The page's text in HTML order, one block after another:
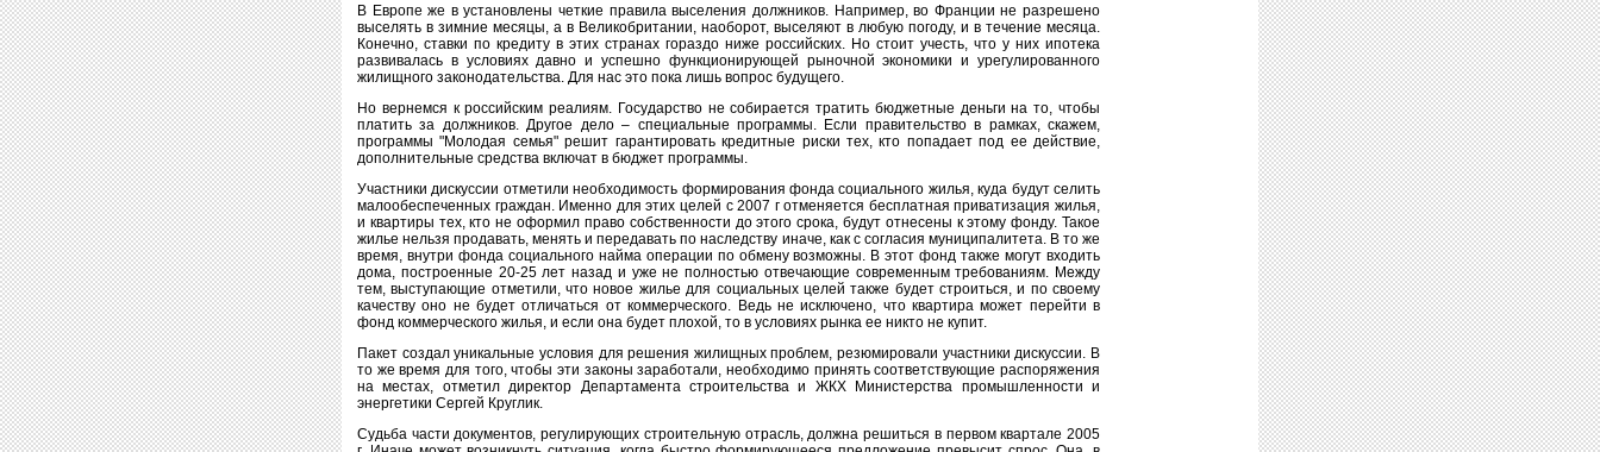
В Европе же в установлены четкие правила выселения должников. Например, во Франции не разрешено
выселять в зимние месяцы, а в Великобритании, наоборот, выселяют в любую погоду, и в течение месяца.
Конечно, ставки по кредиту в этих странах гораздо ниже российских. Но стоит учесть, что у них ипотека
развивалась в условиях давно и успешно функционирующей рыночной экономики и урегулированного
жилищного законодательства. Для нас это пока лишь вопрос будущего.
Но вернемся к российским реалиям. Государство не собирается тратить бюджетные деньги на то, чтобы
платить за должников. Другое дело – специальные программы. Если правительство в рамках, скажем,
программы "Молодая семья" решит гарантировать кредитные риски тех, кто попадает под ее действие,
дополнительные средства включат в бюджет программы.
Участники дискуссии отметили необходимость формирования фонда социального жилья, куда будут селить
малообеспеченных граждан. Именно для этих целей с 2007 г отменяется бесплатная приватизация жилья,
и квартиры тех, кто не оформил право собственности до этого срока, будут отнесены к этому фонду. Такое
жилье нельзя продавать, менять и передавать по наследству иначе, как с согласия муниципалитета. В то же
время, внутри фонда социального найма операции по обмену возможны. В этот фонд также могут входить
дома, построенные 20-25 лет назад и уже не полностью отвечающие современным требованиям. Между
тем, выступающие отметили, что новое жилье для социальных целей также будет строиться, и по своему
качеству оно не будет отличаться от коммерческого. Ведь не исключено, что квартира может перейти в
фонд коммерческого жилья, и если она будет плохой, то в условиях рынка ее никто не купит.
Пакет создал уникальные условия для решения жилищных проблем, резюмировали участники дискуссии. В
то же время для того, чтобы эти законы заработали, необходимо принять соответствующие распоряжения
на местах, отметил директор Департамента строительства и ЖКХ Министерства промышленности и
энергетики Сергей Круглик.
Судьба части документов, регулирующих строительную отрасль, должна решиться в первом квартале 2005